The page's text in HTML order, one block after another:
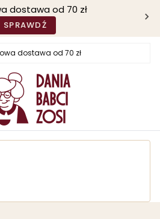
dostawa od 70 zł
SPRAWDŹ
dostawa od 70 zł